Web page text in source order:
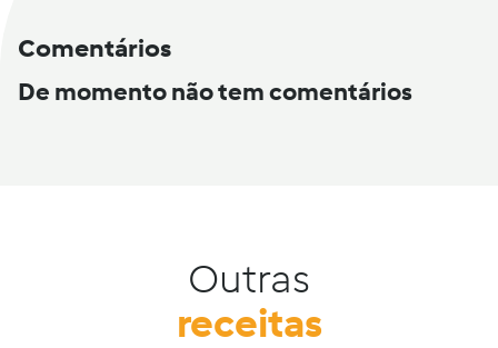
Comentários
De momento não tem comentários
Outras
receitas